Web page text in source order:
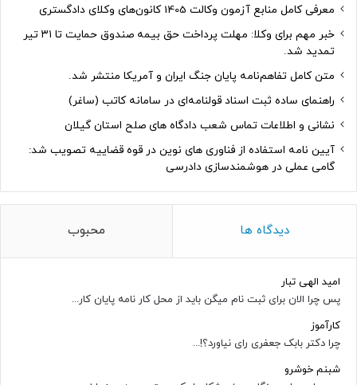
معرفی کامل منابع آزمون وکالت 1405 کانون‌های وکلای دادگستری
خبر مهم برای وکلا: مهلت پرداخت حق بیمه صندوق حمایت تا ۳۱ تیر
تمدید شد.
متن کامل تفاهم‌نامه پایان جنگ ایران و آمریکا منتشر شد.
راهنمای ساده ثبت اسناد قولنامه‌ای در سامانه کاتب (ساغر)
نشانی و اطلاعات تماس شعب دادگاه های صلح استان گیلان
آیین نامه استفاده از فناوری های نوین در قوه قضاییه تصویب شد:
گامی عملی در هوشمندسازی دادرسی
دیدگاه ها محبوب
امید الهی تبار
پس چرا الان برای ثبت نام میگن باید از محل کار نامه پایان کار...
کارآموز
چرا دکتر بابک جعفری رای نیاورد؟!...
شبنم خوشرو